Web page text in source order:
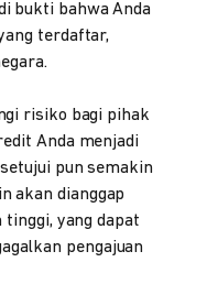
bukti bahwa Anda
terdaftar,
risiko bagi pihak
Anda menjadi
pun semakin
akan dianggap
yang dapat
pengajuan